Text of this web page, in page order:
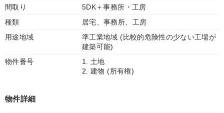
間取り
5DK＋事務所・工房
種類
居宅、事務所、工房
用途地域
準工業地域 (比較的危険性の少ない工場が
建築可能)
物件番号
1. 土地
2. 建物 (所有権)
物件詳細